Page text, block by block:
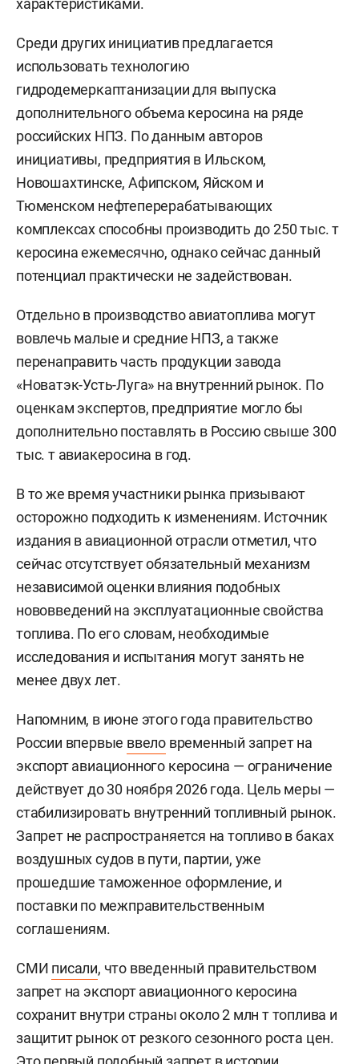
характеристиками.
Среди других инициатив предлагается
использовать технологию
гидродемеркаптанизации для выпуска
дополнительного объема керосина на ряде
российских НПЗ. По данным авторов
инициативы, предприятия в Ильском,
Новошахтинске, Афипском, Яйском и
Тюменском нефтеперерабатывающих
комплексах способны производить до 250 тыс. т
керосина ежемесячно, однако сейчас данный
потенциал практически не задействован.
Отдельно в производство авиатоплива могут
вовлечь малые и средние НПЗ, а также
перенаправить часть продукции завода
«Новатэк-Усть-Луга» на внутренний рынок. По
оценкам экспертов, предприятие могло бы
дополнительно поставлять в Россию свыше 300
тыс. т авиакеросина в год.
В то же время участники рынка призывают
осторожно подходить к изменениям. Источник
издания в авиационной отрасли отметил, что
сейчас отсутствует обязательный механизм
независимой оценки влияния подобных
нововведений на эксплуатационные свойства
топлива. По его словам, необходимые
исследования и испытания могут занять не
менее двух лет.
Напомним, в июне этого года правительство
России впервые ввело временный запрет на
экспорт авиационного керосина — ограничение
действует до 30 ноября 2026 года. Цель меры —
стабилизировать внутренний топливный рынок.
Запрет не распространяется на топливо в баках
воздушных судов в пути, партии, уже
прошедшие таможенное оформление, и
поставки по межправительственным
соглашениям.
СМИ писали, что введенный правительством
запрет на экспорт авиационного керосина
сохранит внутри страны около 2 млн т топлива и
защитит рынок от резкого сезонного роста цен.